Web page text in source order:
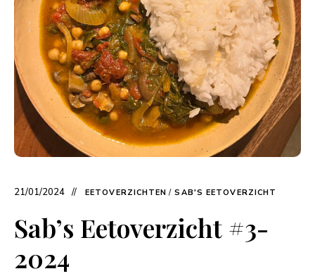
21/01/2024 EETOVERZICHTEN / SAB'S EETOVERZICHT
Sab’s Eetoverzicht #3-
2024